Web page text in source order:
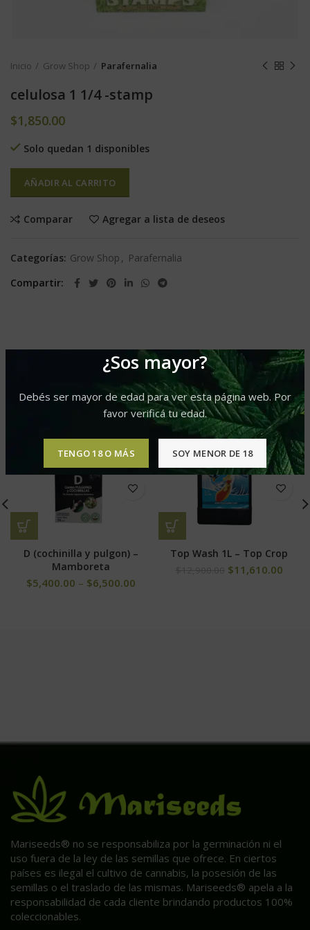
¿Sos mayor?
Debés ser mayor de edad para ver esta página web. Por
favor verificá tu edad.
TENGO 18 O MÁS SOY MENOR DE 18
Inicio Grow Shop Parafernalia
celulosa 1 1/4 -stamp
$1,850.00
Solo quedan 1 disponibles
AÑADIR AL CARRITO
Comparar Agregar a lista de deseos
Categorías: Grow Shop , Parafernalia
Compartir
PRODUCTOS RELACIONADOS
D (cochinilla y pulgon) –
Mamboreta
$5,400.00 – $6,500.00
Top Wash 1L – Top Crop
$11,610.00
Mariseeds® no se responsabiliza por la germinación ni el
uso fuera de la ley de las semillas que ofrece. En ciertos
países es ilegal el cultivo de cannabis, la posesión de las
semillas o el traslado de las mismas. Mariseeds® apela a la
responsabilidad de cada cliente brindando productos 100%
coleccionables.